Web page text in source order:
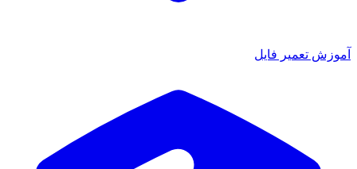
آموزش تعمیر فایل